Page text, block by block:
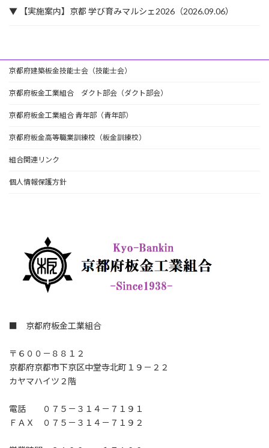
▼ 【実施案内】京都 学び育みマルシェ2026（2026.09.06）
京都府建築板金技能士会（技能士会）
京都府板金工業組合 ダクト部会（ダクト部会）
京都府板金工業組合 青年部（青年部）
京都府板金高等職業訓練校（板金訓練校）
組合関連リンク
個人情報保護方針
■ 京都府板金工業組合
〒６００－８８１２
京都府京都市下京区中堂寺北町１９－２２
カヤマハイツ２階
電話 ０７５－３１４－７１９１
ＦＡＸ ０７５－３１４－７１９２